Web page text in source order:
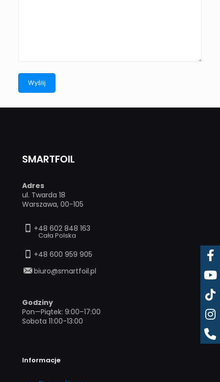
SMARTFOIL
Adres
ul. Twarda 18
Warszawa, 00-105
+48 602 848 163
Cała Polska
+48 600 959 905
biuro@smartfoil.pl
Godziny
Pon—Piątek: 9:00–17:00
Sobota 11:00-13:00
Informacje